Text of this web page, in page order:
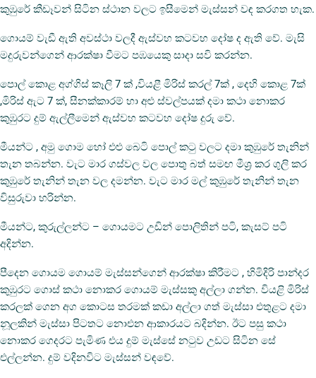
කුඹුරේ කීඩෑවන් සිටින ස්ථාන වලට ඉසීමෙන් මැස්සන් වඳ කරගත හැක.
ගොයම් වැඩී ඇති අවස්ථා වලදී ඇස්වහ කටවහ දෝෂ ද ඇති වේ. මැසි
මදුරුවන්ගෙන් ආරක්ෂා වීමට පඹයෙකු සාදා සවි කරන්න.
පොල් කොළ අග්ගිස් කෑලි 7 ක් ,වියළී මිරිස් කරල් 7ක් , දෙහි කොළ 7ක්
,මිරිස් ඇට 7 ක්, සීනක්කාරම් හා අළු ස්වල්පයක් දමා කථා නොකර
කුඹුරට දුම් ඇල්ලීමෙන් ඇස්වහ කටවහ දෝෂ දුරු වේ.
මීයන්ට , අමු ගොම හෝ එළු බෙටි පොල් කටු වලට දමා කුඹුරේ තැනින්
තැන තබන්න. වැට මාර ගස්වල වල පොතු බත් සමඟ මීශ්‍ර කර ගුලි කර
කුඹුරේ තැනින් තැන වල දමන්න. වැට මාර මල් කුඹුරේ තැනින් තැන
විසුරුවා හරින්න.
මීයන්ට, කුරුල්ලන්ට – ගොයමට උඩින් පොලිතින් පටි, කැසට් පටි
අදින්න.
පීදෙන ගොයම ගොයම් මැස්සන්ගෙන් ආරක්ෂා කිරීමට , හිමිදිරි පාන්දර
කුඹුරට ගොස් කථා නොකර ‍ගොයම් මැස්සකු අල්ලා ගන්න. වියළි මිරිස්
කරලක් ගෙන අග කොටස තරමක් කඩා අල්ලා ගත් මැස්සා එතුළට දමා
නූලකින් මැස්සා පිටතට නොඑන ආකාරයට බදින්න. ඊට පසු කථා
නොකර ගෙදරට පැමිණ එය දුම් මැස්සේ නටුව උඩට සිටින සේ
එල්ලන්න. දුම් වදිනවිට මැස්සන් වඳවේ.